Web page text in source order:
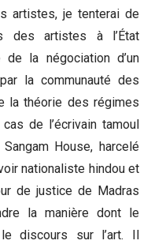
artistes, je tenterai de
des artistes à l’État
de la négociation d’un
la communauté des
la théorie des régimes
de l’écrivain tamoul
House, harcelé
nationaliste hindou et
de justice de Madras
la manière dont le
discours sur l’art. Il